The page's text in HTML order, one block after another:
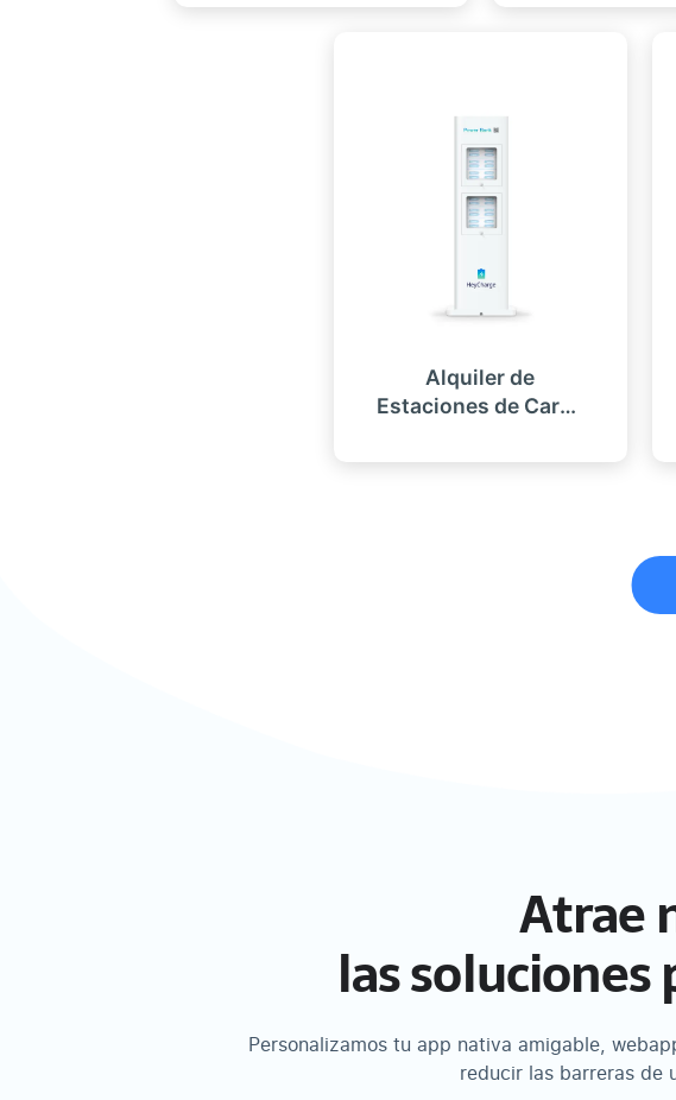
Apilabless
de
Alquiler de
Estaciones de Carga
Exteriores
Atrae
las
Personalizamos tu app nativa amigable,
reducir las barreras de